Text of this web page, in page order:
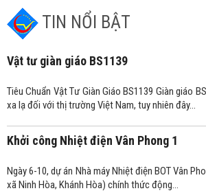
TIN NỔI BẬT
Vật tư giàn giáo BS1139
Tiêu Chuẩn Vật Tư Giàn Giáo BS1139 Giàn giáo
xa lạ đối với thị trường Việt Nam, tuy nhiên đây...
Khởi công Nhiệt điện Vân Phong 1
Ngày 6-10, dự án Nhà máy Nhiệt điện BOT Vân
xã Ninh Hòa, Khánh Hòa) chính thức động...